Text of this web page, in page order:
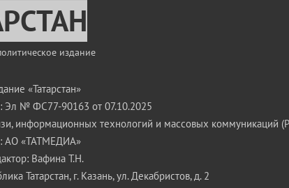
издание
«Татарстан»
Эл № ФС77-90163 от 07.10.2025
информационных технологий и массовых коммуникаций
АО «ТАТМЕДИА»
Вафина Т.Н.
Татарстан, г. Казань, ул. Декабристов, д. 2